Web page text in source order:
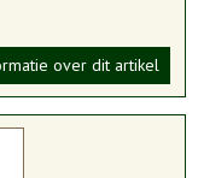
over dit artikel